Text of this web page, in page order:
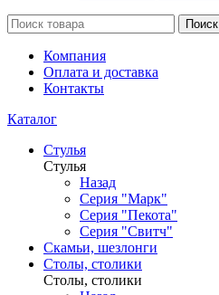
Поиск
Компания
Оплата и доставка
Контакты
Каталог
Стулья
Стулья
Назад
Серия "Марк"
Серия "Пекота"
Серия "Свитч"
Скамьи, шезлонги
Столы, столики
Столы, столики